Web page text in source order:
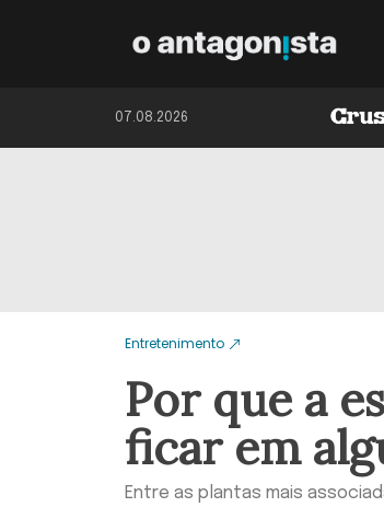
07.08.2026
Entretenimento
Por que a
ficar em
Entre as plantas mais